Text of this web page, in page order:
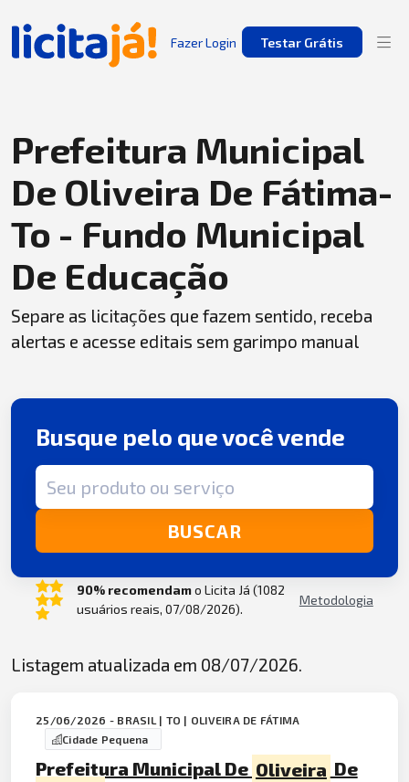
Fazer Login Testar Grátis
Prefeitura Municipal
De Oliveira De Fátima-
To - Fundo Municipal
De Educação
Separe as licitações que fazem sentido, receba
alertas e acesse editais sem garimpo manual
Busque pelo que você vende
Termo de busca
BUSCAR
90% recomendamo Licita Já (1082
usuários reais, 07/08/2026).
Metodologia
Listagem atualizada em 08/07/2026.
25/06/2026 - BRASIL | TO | OLIVEIRA DE FÁTIMA
Cidade Pequena
Prefeitura Municipal De Oliveira De